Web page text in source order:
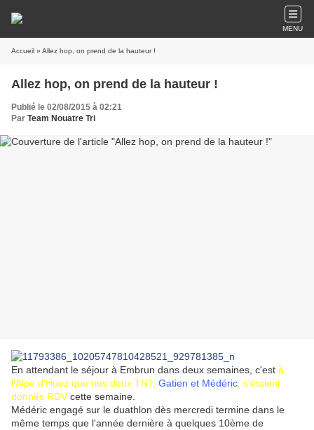
MENU
Accueil » Allez hop, on prend de la hauteur !
Allez hop, on prend de la hauteur !
Publié le 02/08/2015 à 02:21
Par Team Nouatre Tri
En attendant le séjour à Embrun dans deux semaines, c'est à
l'Alpe d'Huez que nos deux TNT, Gatien et Médéric , s'étaient
donnés RDVcette semaine.
Médéric engagé sur le duathlon dès mercredi termine dans le
même temps que l'année dernière à quelques 10ème de